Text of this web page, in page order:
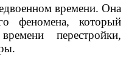
времени. Она
феномена, который
перестройки,